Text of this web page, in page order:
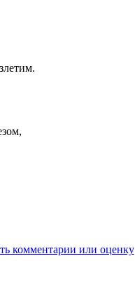
комментарии или оценку